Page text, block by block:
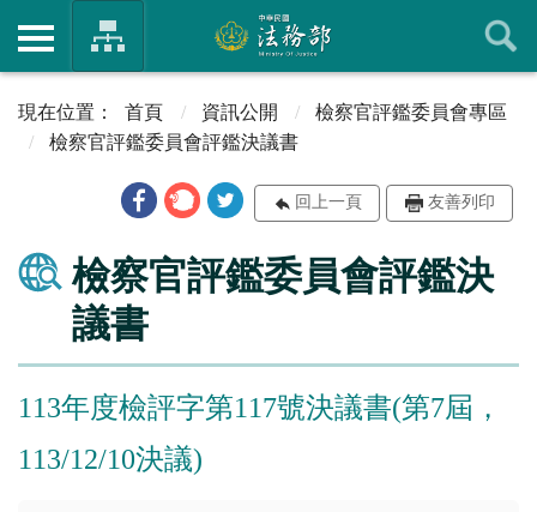
首頁 資訊公開
檢察官評鑑委員會專區
檢察官評鑑委員會評鑑決議書
回上一頁 友善列印
檢察官評鑑委員會評鑑決
議書
113年度檢評字第117號決議書(第7屆，
113/12/10決議)